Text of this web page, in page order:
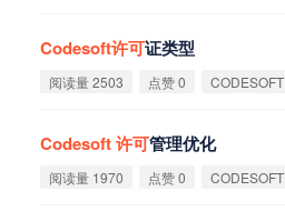
Codesoft许可证类型
阅读量 2503 点赞 0 CODESOFT
Codesoft许可管理优化
阅读量 1970 点赞 0 CODESOFT